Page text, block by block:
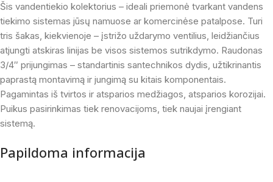
Šis vandentiekio kolektorius – ideali priemonė tvarkant vandens
tiekimo sistemas jūsų namuose ar komercinėse patalpose. Turi
tris šakas, kiekvienoje – įstrižo uždarymo ventilius, leidžiančius
atjungti atskiras linijas be visos sistemos sutrikdymo. Raudonas
3/4″ prijungimas – standartinis santechnikos dydis, užtikrinantis
paprastą montavimą ir jungimą su kitais komponentais.
Pagamintas iš tvirtos ir atsparios medžiagos, atsparios korozijai.
Puikus pasirinkimas tiek renovacijoms, tiek naujai įrengiant
sistemą.
Papildoma informacija